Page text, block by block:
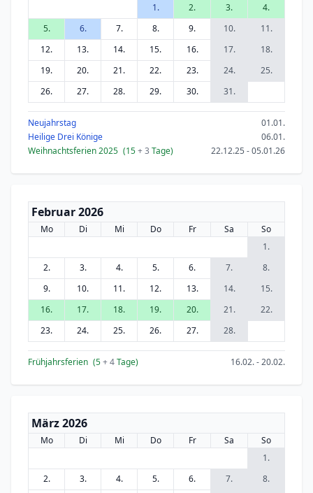
1.
2. 3.
4.
5.
6. 7. 8. 9. 10.
11.
12.
13. 14. 15. 16. 17.
18.
19.
20. 21. 22. 23. 24.
25.
26.
27. 28. 29. 30. 31.
Neujahrstag
01.01.
Heilige Drei Könige
06.01.
Weihnachtsferien 2025 (15+ 3 Tage) 22.12.25 - 05.01.26
Februar 2026
Mo Di Mi Do Fr Sa
So
1.
2.
3. 4. 5. 6. 7.
8.
9.
10. 11. 12. 13. 14.
15.
16.
17. 18. 19. 20. 21.
22.
23.
24. 25. 26. 27. 28.
Frühjahrsferien (5+ 4Tage) 16.02. - 20.02.
März 2026
Mo Di Mi Do Fr Sa
So
1.
2.
3. 4. 5. 6. 7.
8.